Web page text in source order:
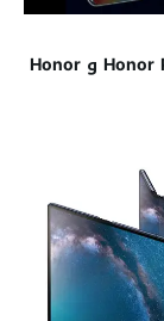
هونر Honor تعلن عن هاتفيها Honor Play 4T Pro و Honor